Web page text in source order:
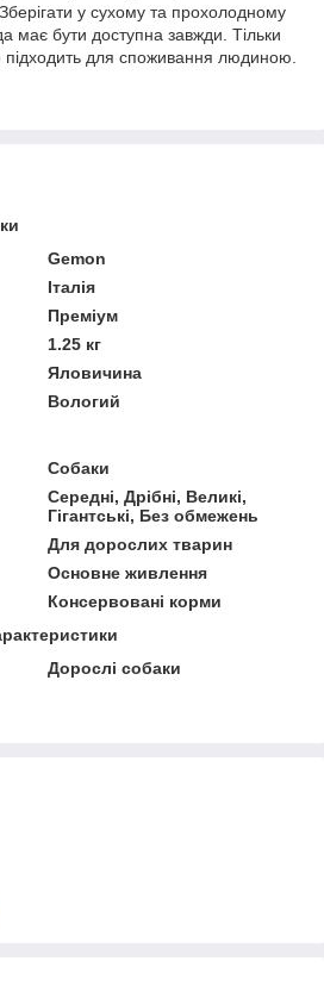
у сухому та прохолодному
має бути доступна завжди. Тільки
для споживання людиною.
Gemon
Італія
Преміум
1.25 кг
Яловичина
Вологий
Собаки
Середні, Дрібні, Великі,
Гігантські, Без обмежень
Для дорослих тварин
Основне живлення
Консервовані корми
Дорослі собаки